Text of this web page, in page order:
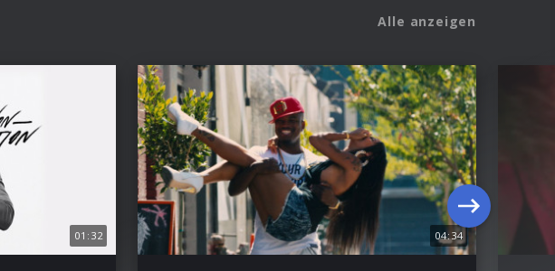
Alle anzeigen
01:32 04:34